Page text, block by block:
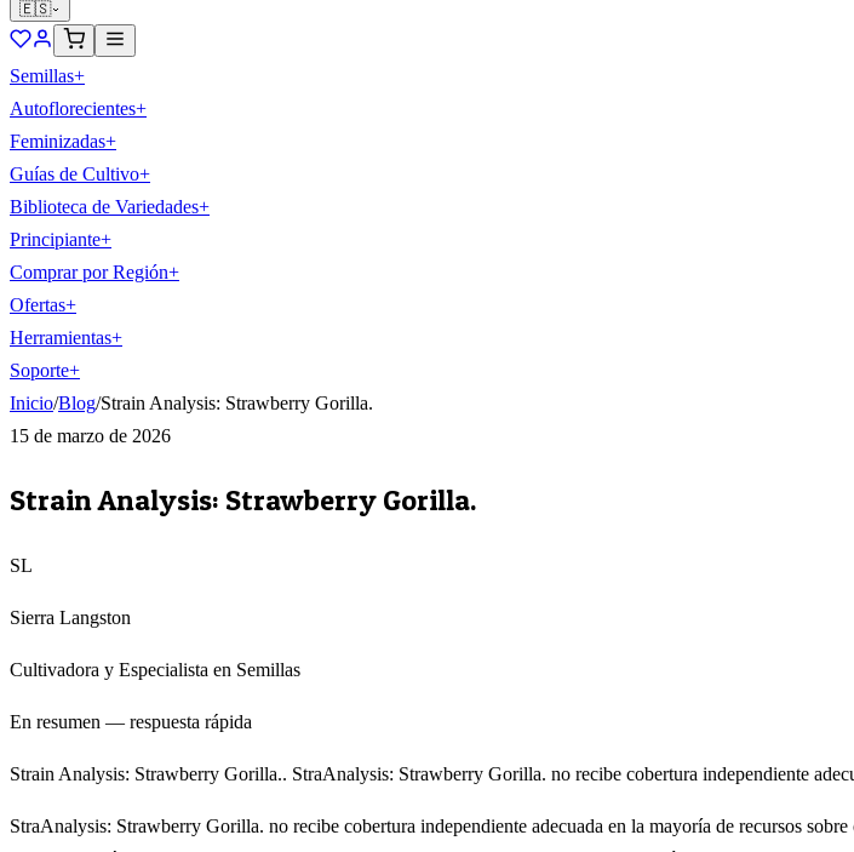
🇪🇸
Semillas+
Autoflorecientes+
Feminizadas+
Guías de Cultivo+
Biblioteca de Variedades+
Principiante+
Comprar por Región+
Ofertas+
Herramientas+
Soporte+
Inicio/Blog/Strain Analysis: Strawberry Gorilla.
15 de marzo de 2026
Strain Analysis: Strawberry Gorilla.
SL
Sierra Langston
Cultivadora y Especialista en Semillas
En resumen — respuesta rápida
Strain Analysis: Strawberry Gorilla.. StraAnalysis: Strawberry Gorilla. no recibe cobertura independiente
StraAnalysis: Strawberry Gorilla. no recibe cobertura independiente adecuada en la mayoría de recursos